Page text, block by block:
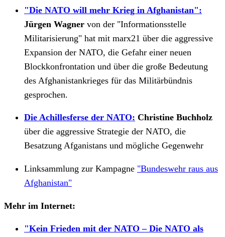
"Die NATO will mehr Krieg in Afghanistan":
Jürgen Wagner von der "Informationsstelle
Militarisierung" hat mit marx21 über die aggressive
Expansion der NATO, die Gefahr einer neuen
Blockkonfrontation und über die große Bedeutung
des Afghanistankrieges für das Militärbündnis
gesprochen.
Die Achillesferse der NATO: Christine Buchholz
über die aggressive Strategie der NATO, die
Besatzung Afganistans und mögliche Gegenwehr
Linksammlung zur Kampagne "Bundeswehr raus aus
Afghanistan"
Mehr im Internet:
"Kein Frieden mit der NATO – Die NATO als